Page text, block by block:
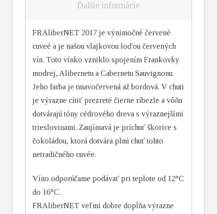
Ďalšie informácie
FRAliberNET 2017 je výnimočné červené
cuveé a je našou vlajkovou loďou červených
vín. Toto vínko vzniklo spojením Frankovky
modrej, Alibernetu a Cabernetu Sauvignonu.
Jeho farba je tmavočervená až bordová. V chuti
je výrazne cítiť prezreté čierne ríbezle a vôňu
dotvárajú tóny cédrového dreva s výraznejšími
trieslovinami. Zaujímavá je príchuť škorice s
čokoládou, ktorá dotvára plnú chuť tohto
netradičného cuvée.
Víno odporúčame podávať pri teplote od 12°C
do 16°C.
FRAliberNET veľmi dobre dopĺňa výrazne